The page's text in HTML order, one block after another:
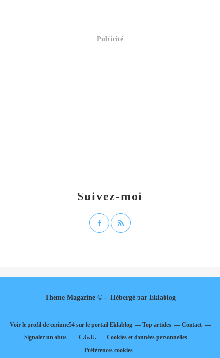
Suivez-moi
Publicité
Thème Magazine © - Hébergé par Eklablog
Voir le profil de corinne54sur le portail Eklablog Top articles
Contact
Signaler un abus
C.G.U.
Cookies et données personnelles
Préférences cookies